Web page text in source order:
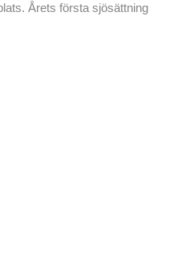
Årets första sjösättning